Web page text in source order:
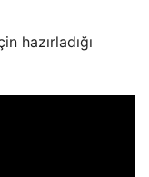
hazırladığı